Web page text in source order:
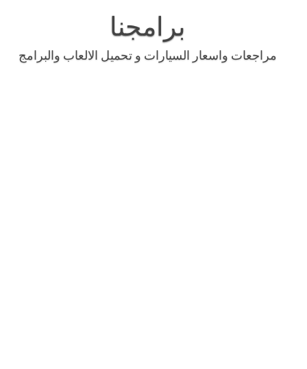
برامجنا
مراجعات واسعار السيارات و تحميل الالعاب والبرامج